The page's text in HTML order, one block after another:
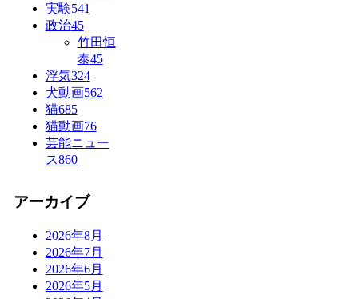
実験541
政治45
竹田恒
泰45
浮気324
犬動画562
猫685
猫動画76
芸能ニュー
ス860
アーカイブ
2026年8月
2026年7月
2026年6月
2026年5月